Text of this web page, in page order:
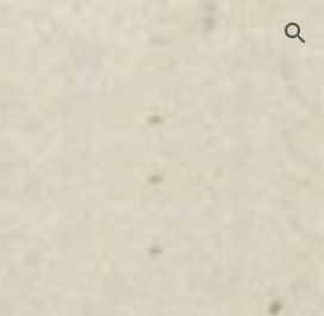
Skip to navigation